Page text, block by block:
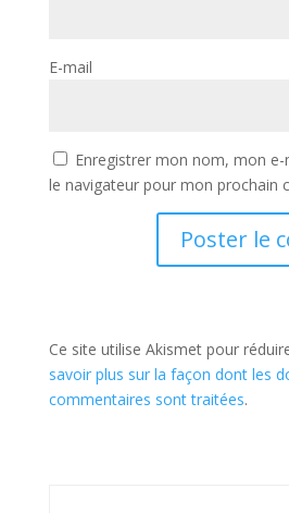
E-mail
Enregistrer mon nom, mon
le navigateur pour mon prochain
Ce site utilise Akismet pour
savoir plus sur la façon dont les
commentaires sont traitées.